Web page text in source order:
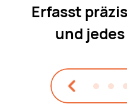
Erfasst
und